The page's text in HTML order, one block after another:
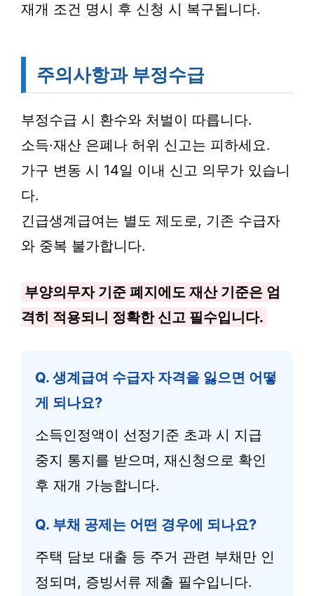
재개 조건 명시 후 신청 시 복구됩니다.
주의사항과 부정수급
부정수급 시 환수와 처벌이 따릅니다.
소득·재산 은폐나 허위 신고는 피하세요.
가구 변동 시 14일 이내 신고 의무가 있습니
다.
긴급생계급여는 별도 제도로, 기존 수급자
와 중복 불가합니다.
부양의무자 기준 폐지에도 재산 기준은 엄
격히 적용되니 정확한 신고 필수입니다.
Q. 생계급여 수급자 자격을 잃으면 어떻
게 되나요?
소득인정액이 선정기준 초과 시 지급
중지 통지를 받으며, 재신청으로 확인
후 재개 가능합니다.
Q. 부채 공제는 어떤 경우에 되나요?
주택 담보 대출 등 주거 관련 부채만 인
정되며, 증빙서류 제출 필수입니다.